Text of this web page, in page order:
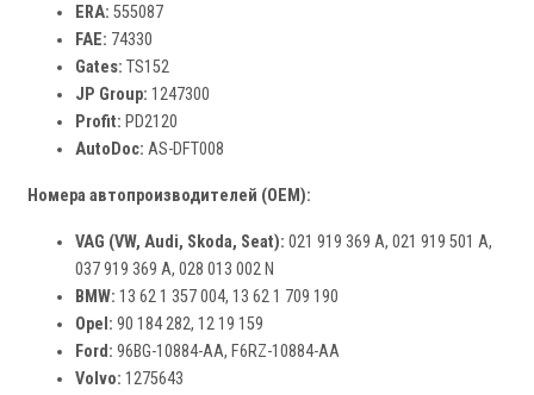
ERA: 555087
FAE: 74330
Gates: TS152
JP Group: 1247300
Profit: PD2120
AutoDoc: AS-DFT008
Номера автопроизводителей (OEM):
VAG (VW, Audi, Skoda, Seat): 021 919 369 A, 021 919 501 A,
037 919 369 A, 028 013 002 N
BMW: 13 62 1 357 004, 13 62 1 709 190
Opel: 90 184 282, 12 19 159
Ford: 96BG-10884-AA, F6RZ-10884-AA
Volvo: 1275643